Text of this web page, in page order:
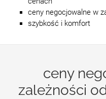
ceny negocjowalne w
szybkość i komfort
ceny
zależności